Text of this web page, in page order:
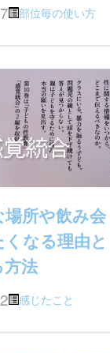
部位毎の使い方
所や飲み会
なる理由と
法
感じたこと